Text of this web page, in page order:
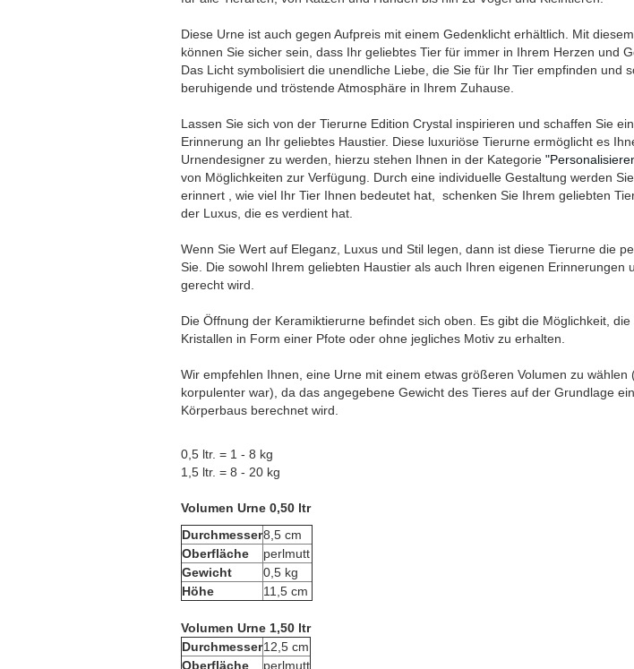
Diese Urne ist auch gegen Aufpreis mit einem Gedenklicht erhältlich. Mit
können Sie sicher sein, dass Ihr geliebtes Tier für immer in Ihrem Herzen und
Das Licht symbolisiert die unendliche Liebe, die Sie für Ihr Tier empfinden und
beruhigende und tröstende Atmosphäre in Ihrem Zuhause.
Lassen Sie sich von der Tierurne Edition Crystal inspirieren und schaffen Sie
Erinnerung an Ihr geliebtes Haustier. Diese luxuriöse Tierurne ermöglicht es
Urnendesigner zu werden, hierzu stehen Ihnen in der Kategorie
von Möglichkeiten zur Verfügung. Durch eine individuelle Gestaltung werden
erinnert , wie viel Ihr Tier Ihnen bedeutet hat, schenken Sie Ihrem geliebten
der Luxus, die es verdient hat.
Wenn Sie Wert auf Eleganz, Luxus und Stil legen, dann ist diese Tierurne die
Sie. Die sowohl Ihrem geliebten Haustier als auch Ihren eigenen Erinnerungen
gerecht wird.
Die Öffnung der Keramiktierurne befindet sich oben. Es gibt die Möglichkeit, die
Kristallen in Form einer Pfote oder ohne jegliches Motiv zu erhalten.
Wir empfehlen Ihnen, eine Urne mit einem etwas größeren Volumen zu wählen
korpulenter war), da das angegebene Gewicht des Tieres auf der Grundlage
Körperbaus berechnet wird.
0,5 ltr. = 1 - 8 kg
1,5 ltr. = 8 - 20 kg
Volumen Urne 0,50 ltr
Durchmesser8,5 cm
Oberfläche
perlmutt
Gewicht
0,5 kg
Höhe
11,5 cm
Volumen Urne 1,50 ltr
Durchmesser12,5 cm
Oberfläche
perlmutt